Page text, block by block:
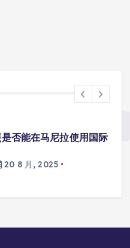
否能在马尼拉使用国际
20 8 月, 2025